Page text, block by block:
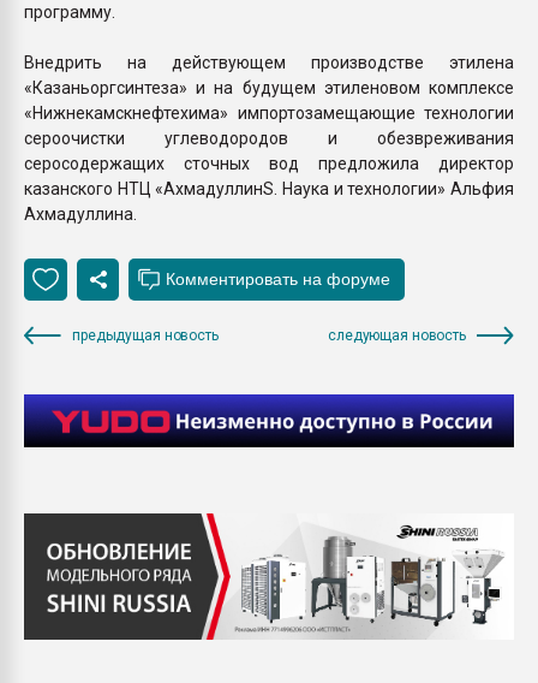
программу.
Внедрить на действующем производстве этилена
«Казаньоргсинтеза» и на будущем этиленовом комплексе
«Нижнекамскнефтехима» импортозамещающие технологии
сероочистки углеводородов и обезвреживания
серосодержащих сточных вод предложила директор
казанского НТЦ «АхмадуллинS. Наука и технологии» Альфия
Ахмадуллина.
предыдущая новость следующая новость